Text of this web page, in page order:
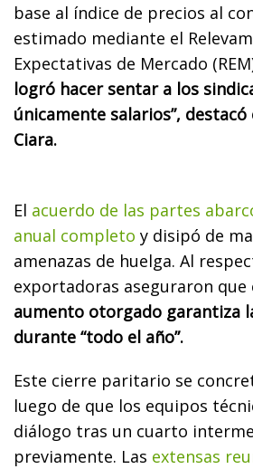
base al índice de precios al
estimado mediante el
Expectativas de Mercado
logró hacer sentar a los
únicamente salarios”,
Ciara.
El acuerdo de las partes
anual completo y disipó de
amenazas de huelga. Al
exportadoras aseguraron que
aumento otorgado garantiza
durante “todo el año”.
Este cierre paritario se
luego de que los equipos
diálogo tras un cuarto
previamente. Las extensas